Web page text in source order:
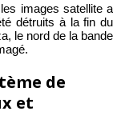
images satellite a
détruits à la fin du
le nord de la bande
de
et